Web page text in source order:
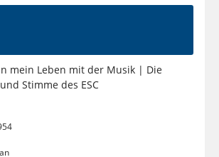
mein Leben mit der Musik | Die
Stimme des ESC